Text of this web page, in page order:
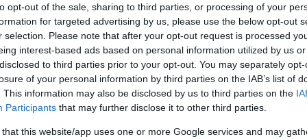
opt-out of the sale, sharing to third parties, or processing of your
for targeted advertising by us, please use the below opt-out
selection. Please note that after your opt-out request is processed
interest-based ads based on personal information utilized by us
to third parties prior to your opt-out. You may separately
of your personal information by third parties on the IAB’s list of
This information may also be disclosed by us to third parties on the
Participants that may further disclose it to other third parties.
that this website/app uses one or more Google services and may
στο DEBATER για το κόλπο που στήνουν κάποιοι
- 17:13